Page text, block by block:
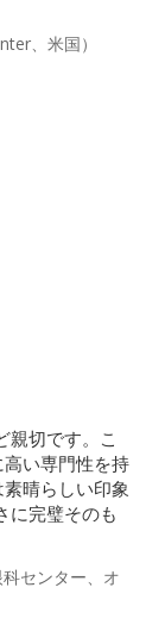
、米国）
親切です。こ
い専門性を持
晴らしい印象
に完璧そのも
センター、オ